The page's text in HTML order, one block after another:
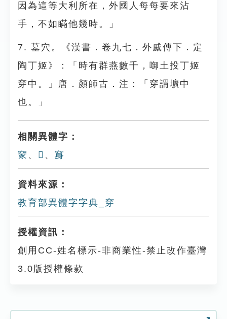
因為這等大利所在，外國人每每要來沾
手，不如瞞他幾時。」
7. 墓穴。《漢書．卷九七．外戚傳下．定
陶丁姬》：「時有群燕數千，啣土投丁姬
穿中。」唐．顏師古．注：「穿謂壙中
也。」
相關異體字：
䆥 、 𥥢 、 䆤
資料來源：
教育部異體字字典_穿
授權資訊：
創用CC-姓名標示-非商業性-禁止改作臺灣
3.0版授權條款